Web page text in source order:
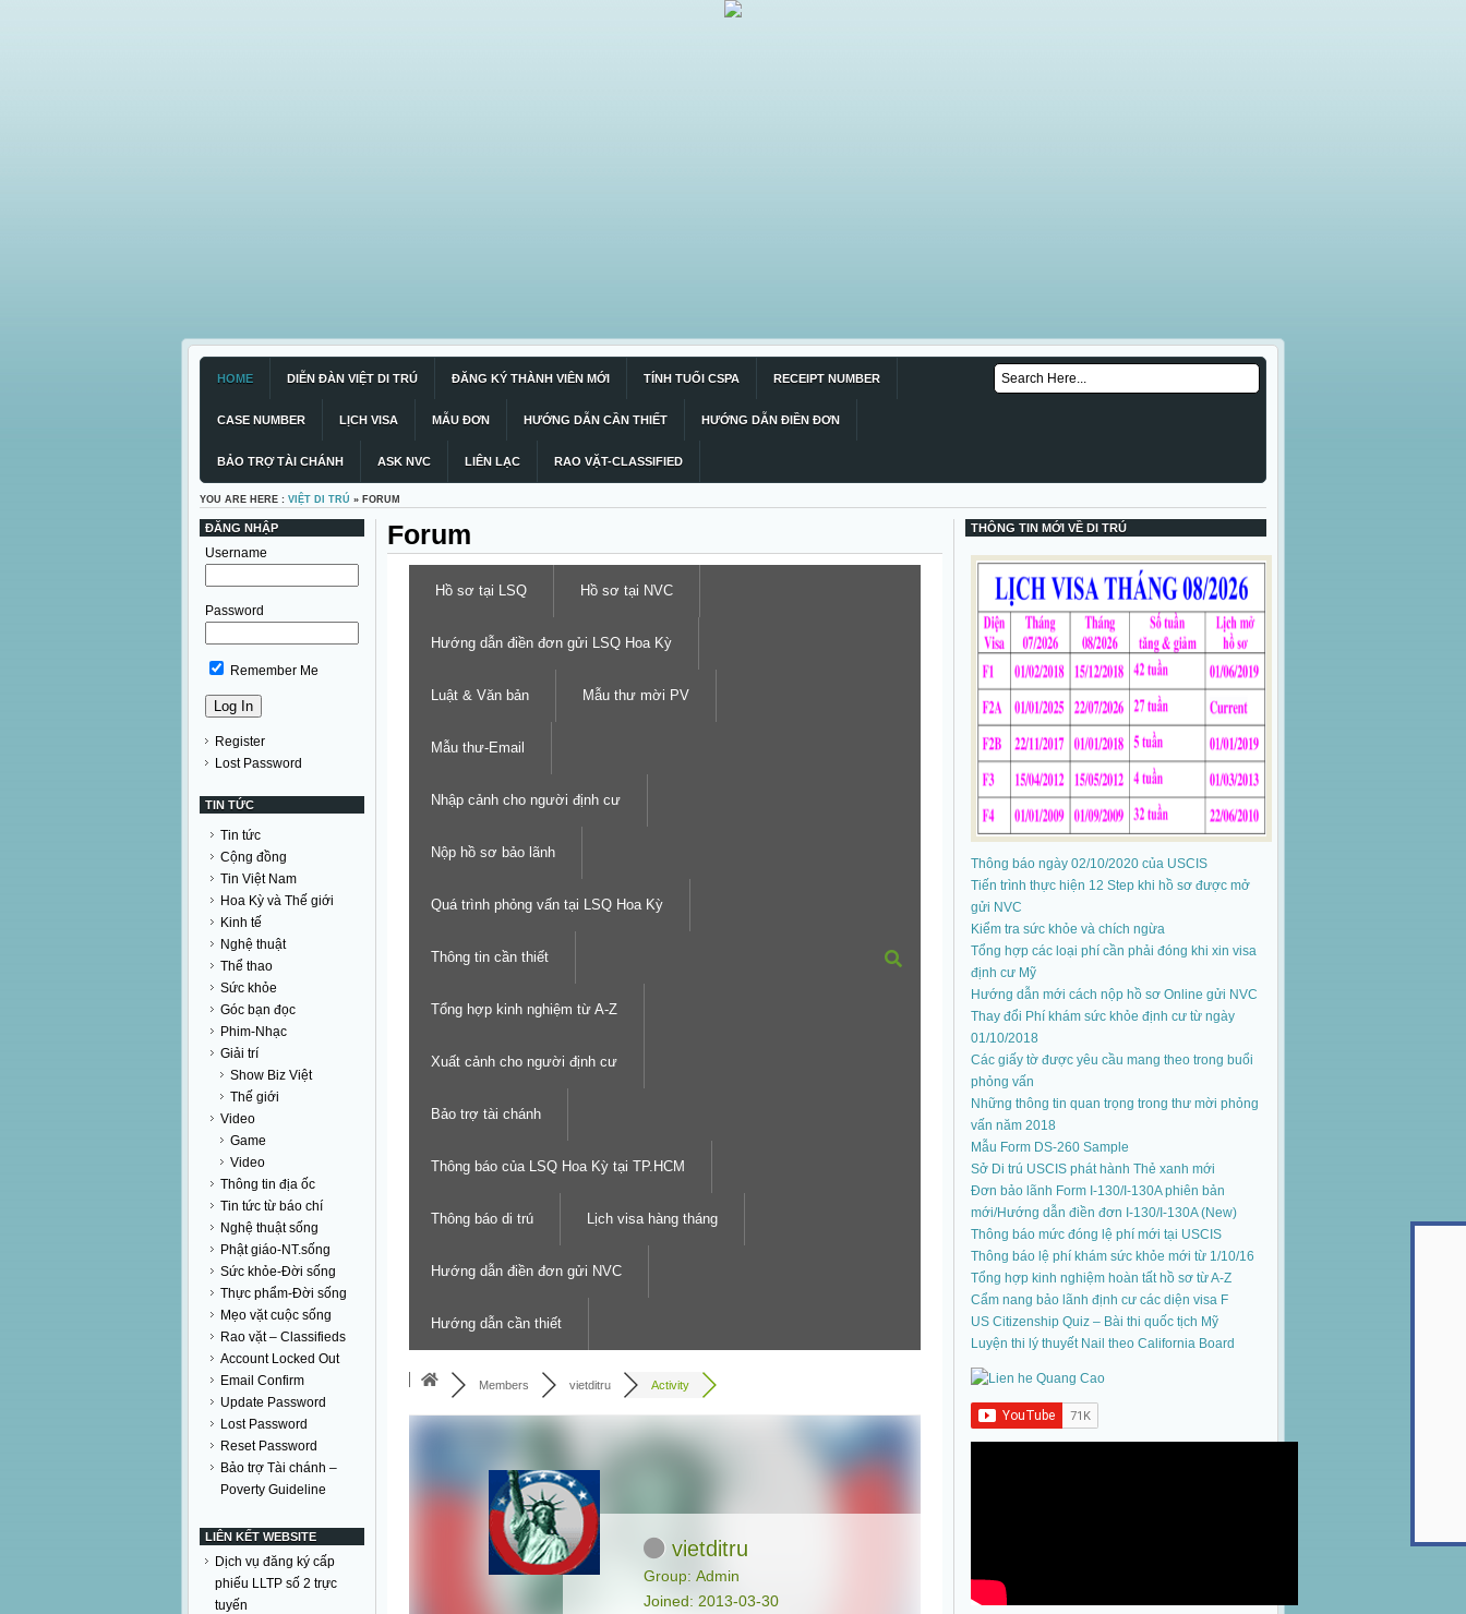
HOME DIỄN ĐÀN VIỆT DI TRÚ ĐĂNG KÝ THÀNH VIÊN MỚI TÍNH TUỔI CSPA RECEIPT NUMBER
CASE NUMBER LỊCH VISA MẪU ĐƠN HƯỚNG DẪN CẦN THIẾT HƯỚNG DẪN ĐIỀN ĐƠN
BẢO TRỢ TÀI CHÁNH ASK NVC LIÊN LẠC RAO VẶT-CLASSIFIED
YOU ARE HERE : VIỆT DI TRÚ » FORUM
ĐĂNG NHẬP
Username
Password
Remember Me
Register
Lost Password
TIN TỨC
Tin tức
Cộng đồng
Tin Việt Nam
Hoa Kỳ và Thế giới
Kinh tế
Nghệ thuật
Thể thao
Sức khỏe
Góc bạn đọc
Phim-Nhạc
Giải trí
Show Biz Việt
Thế giới
Video
Game
Video
Thông tin địa ốc
Tin tức từ báo chí
Nghệ thuật sống
Phật giáo-NT.sống
Sức khỏe-Đời sống
Thực phẩm-Đời sống
Mẹo vặt cuộc sống
Rao vặt – Classifieds
Account Locked Out
Email Confirm
Update Password
Lost Password
Reset Password
Bảo trợ Tài chánh –
Poverty Guideline
LIÊN KẾT WEBSITE
Dịch vụ đăng ký cấp
phiếu LLTP số 2 trực
tuyến
Forum
Hồ sơ tại LSQ Hồ sơ tại NVC
Hướng dẫn điền đơn gửi LSQ Hoa Kỳ
Luật & Văn bản Mẫu thư mời PV
Mẫu thư-Email
Nhập cảnh cho người định cư
Nộp hồ sơ bảo lãnh
Quá trình phỏng vấn tại LSQ Hoa Kỳ
Thông tin cần thiết
Tổng hợp kinh nghiệm từ A-Z
Xuất cảnh cho người định cư
Bảo trợ tài chánh
Thông báo của LSQ Hoa Kỳ tại TP.HCM
Thông báo di trú Lịch visa hàng tháng
Hướng dẫn điền đơn gửi NVC
Hướng dẫn cần thiết
Members vietditru Activity
vietditru
Group: Admin
Joined: 2013-03-30
THÔNG TIN MỚI VỀ DI TRÚ
Thông báo ngày 02/10/2020 của USCIS
Tiến trình thực hiện 12 Step khi hồ sơ được mở
gửi NVC
Kiểm tra sức khỏe và chích ngừa
Tổng hợp các loại phí cần phải đóng khi xin visa
định cư Mỹ
Hướng dẫn mới cách nộp hồ sơ Online gửi NVC
Thay đổi Phí khám sức khỏe định cư từ ngày
01/10/2018
Các giấy tờ được yêu cầu mang theo trong buổi
phỏng vấn
Những thông tin quan trọng trong thư mời phỏng
vấn năm 2018
Mẫu Form DS-260 Sample
Sở Di trú USCIS phát hành Thẻ xanh mới
Đơn bảo lãnh Form I-130/I-130A phiên bản
mới/Hướng dẫn điền đơn I-130/I-130A (New)
Thông báo mức đóng lệ phí mới tại USCIS
Thông báo lệ phí khám sức khỏe mới từ 1/10/16
Tổng hợp kinh nghiệm hoàn tất hồ sơ từ A-Z
Cẩm nang bảo lãnh định cư các diện visa F
US Citizenship Quiz – Bài thi quốc tịch Mỹ
Luyện thi lý thuyết Nail theo California Board